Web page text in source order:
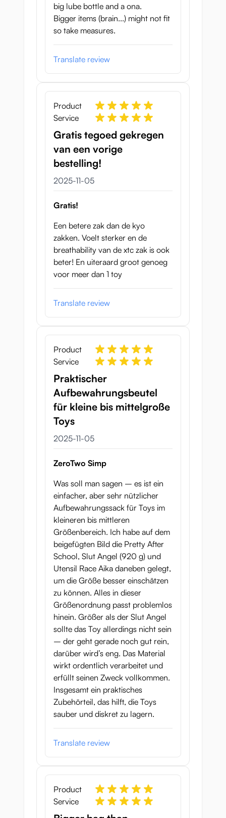
big lube bottle and a ona.
Bigger items (brain...) might not fit
so take measures.
Translate review
Product
Service
Gratis tegoed gekregen
van een vorige
bestelling!
5 november 2025
2025-11-05
Gratis!
Een betere zak dan de kyo
zakken. Voelt sterker en de
breathability van de xtc zak is ook
beter! En uiteraard groot genoeg
voor meer dan 1 toy
Translate review
Product
Service
Praktischer
Aufbewahrungsbeutel
für kleine bis mittelgroße
Toys
5 november 2025
2025-11-05
ZeroTwo Simp
Was soll man sagen – es ist ein
einfacher, aber sehr nützlicher
Aufbewahrungssack für Toys im
kleineren bis mittleren
Größenbereich. Ich habe auf dem
beigefügten Bild die Pretty After
School, Slut Angel (920 g) und
Utensil Race Aika daneben gelegt,
um die Größe besser einschätzen
zu können. Alles in dieser
Größenordnung passt problemlos
hinein. Größer als der Slut Angel
sollte das Toy allerdings nicht sein
– der geht gerade noch gut rein,
darüber wird’s eng. Das Material
wirkt ordentlich verarbeitet und
erfüllt seinen Zweck vollkommen.
Insgesamt ein praktisches
Zubehörteil, das hilft, die Toys
sauber und diskret zu lagern.
Translate review
Product
Service